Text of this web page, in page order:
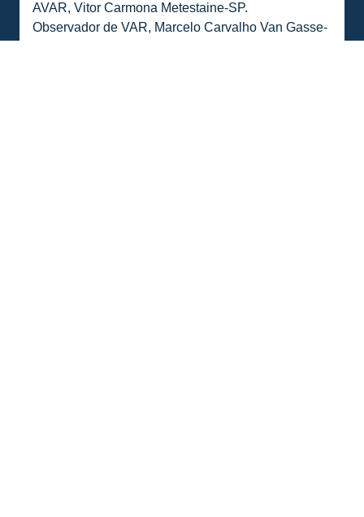
AVAR, Vitor Carmona Metestaine-SP.
Observador de VAR, Marcelo Carvalho Van Gasse-